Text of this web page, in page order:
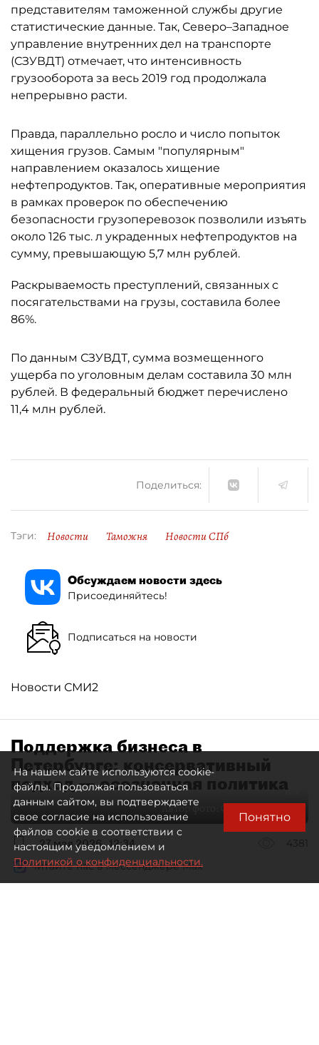
представителям таможенной службы другие
статистические данные. Так, Северо–Западное
управление внутренних дел на транспорте
(СЗУВДТ) отмечает, что интенсивность
грузооборота за весь 2019 год продолжала
непрерывно расти.
Правда, параллельно росло и число попыток
хищения грузов. Самым "популярным"
направлением оказалось хищение
нефтепродуктов. Так, оперативные мероприятия
в рамках проверок по обеспечению
безопасности грузоперевозок позволили изъять
около 126 тыс. л украденных нефтепродуктов на
сумму, превышающую 5,7 млн рублей.
Раскрываемость преступлений, связанных с
посягательствами на грузы, составила более
86%.
По данным СЗУВДТ, сумма возмещенного
ущерба по уголовным делам составила 30 млн
рублей. В федеральный бюджет перечислено
11,4 млн рублей.
Поделиться:
Тэги: Новости Таможня Новости СПб
Обсуждаем новости здесь
Присоединяйтесь!
Подписаться на новости
Новости СМИ2
Поддержка бизнеса в
Петербурге: консервативный
подход — осознанная политика
Автор фото: Сергей Ермохин
27 мая 2026 12:34
4381
Читайте нас в мессенджере Max
На нашем сайте используются cookie-
файлы. Продолжая пользоваться
данным сайтом, вы подтверждаете
свое согласие на использование
файлов cookie в соответствии с
настоящим уведомлением и
Политикой о конфиденциальности.
Понятно